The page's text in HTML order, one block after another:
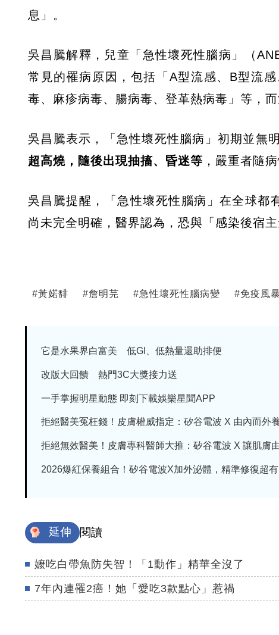
息」。
吳昌騰解釋，兒童「急性壞死性腦病」（
常見的罹病原因，包括「A型流感、B型流
毒、麻疹病毒、腸病毒、登革熱病毒」等，
吳昌騰表示，「急性壞死性腦病」初期並無
超高燒，隨後出現抽搐、昏迷等 ，嚴重者隨
吳昌騰提醒，「急性壞死性腦病」在全球都
尚未完全明確，醫界認為，恐與「感染後宿
#黃婼馡 #詹明芫 #急性壞死性腦病變 #免疫風暴
它是水果界白富美 低GI、低熱量還助排便
改版大回饋 熱門3C大獎接力送
一手掌握明星動態 即刻下載娛樂星聞APP
拒絕醫美冤枉錢！皮膚權威指定：矽谷電波 X 由內而外
拒絕無效醫美！皮膚專科醫師大推：矽谷電波 X 讓肌膚
2026爆紅保養組合！矽谷電波X加外泌體，精準修復超有
延伸 閱讀
嬤吃白帶魚防失智！「1動作」精華全沒了
7年內連罹2癌！她「愛吃3款點心」惹禍